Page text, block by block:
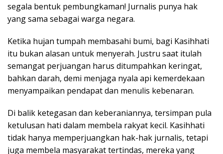
segala bentuk pembungkaman! Jurnalis punya hak
yang sama sebagai warga negara.
Ketika hujan tumpah membasahi bumi, bagi Kasihhati
itu bukan alasan untuk menyerah. Justru saat itulah
semangat perjuangan harus ditumpahkan keringat,
bahkan darah, demi menjaga nyala api kemerdekaan
menyampaikan pendapat dan menulis kebenaran.
Di balik ketegasan dan keberaniannya, tersimpan pula
ketulusan hati dalam membela rakyat kecil. Kasihhati
tidak hanya memperjuangkan hak-hak jurnalis, tetapi
juga membela masyarakat tertindas, mereka yang